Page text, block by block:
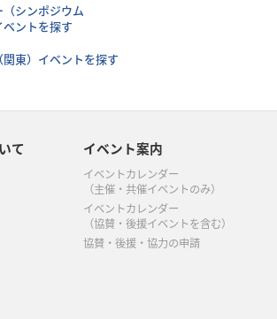
シンポジウム
ベントを探す
東）イベントを探す
て イベント案内
イベントカレンダー
（主催・共催イベントのみ）
イベントカレンダー
（協賛・後援イベントを含む）
協賛・後援・協力の申請